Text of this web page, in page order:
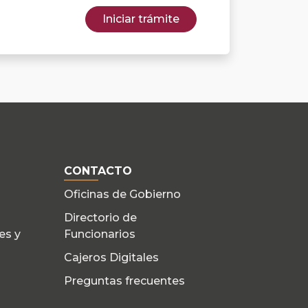
Iniciar trámite
y
CONTACTO
Oficinas de Gobierno
Directorio de
Funcionarios
Cajeros Digitales
Preguntas frecuentes